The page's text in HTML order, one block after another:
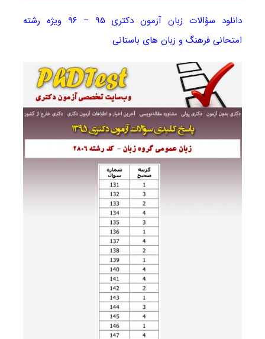
دانلود سؤالات زبان آزمون دکتری ۹۵ – ۹۶ ویژه رشته
امتحانی فرهنگ و زبان های باستانی